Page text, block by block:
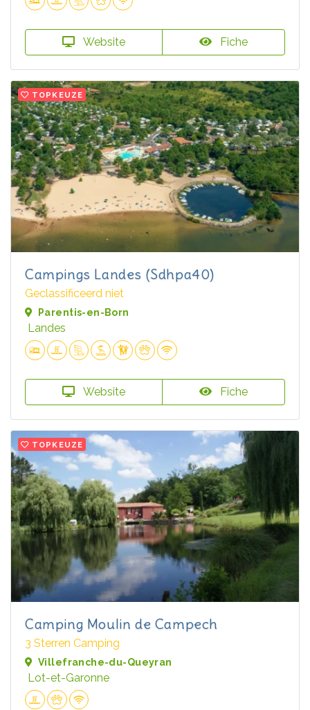
Website Fiche
TOPKEUZE
Campings Landes (Sdhpa40)
Geclassificeerd niet
Parentis-en-Born
Landes
Website Fiche
TOPKEUZE
Camping Moulin de Campech
3 Sterren Camping
Villefranche-du-Queyran
Lot-et-Garonne